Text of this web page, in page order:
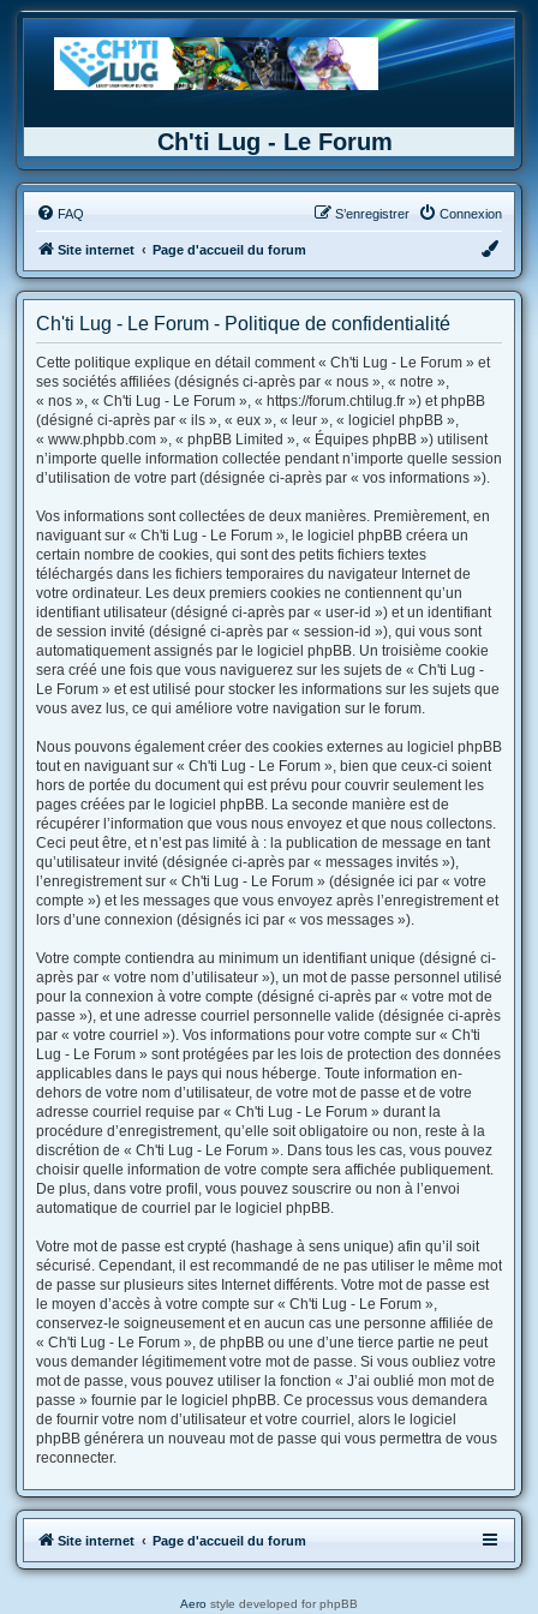
Ch'ti Lug - Le Forum
FAQ Connexion
S’enregistrer
Site internet Page d'accueil du forum
Ch'ti Lug - Le Forum - Politique de confidentialité
Cette politique explique en détail comment « Ch'ti Lug - Le Forum » et
ses sociétés affiliées (désignés ci-après par « nous », « notre »,
« nos », « Ch'ti Lug - Le Forum », « https://forum.chtilug.fr ») et phpBB
(désigné ci-après par « ils », « eux », « leur », « logiciel phpBB »,
« www.phpbb.com », « phpBB Limited », « Équipes phpBB ») utilisent
n’importe quelle information collectée pendant n’importe quelle session
d’utilisation de votre part (désignée ci-après par « vos informations »).
Vos informations sont collectées de deux manières. Premièrement, en
naviguant sur « Ch'ti Lug - Le Forum », le logiciel phpBB créera un
certain nombre de cookies, qui sont des petits fichiers textes
téléchargés dans les fichiers temporaires du navigateur Internet de
votre ordinateur. Les deux premiers cookies ne contiennent qu’un
identifiant utilisateur (désigné ci-après par « user-id ») et un identifiant
de session invité (désigné ci-après par « session-id »), qui vous sont
automatiquement assignés par le logiciel phpBB. Un troisième cookie
sera créé une fois que vous naviguerez sur les sujets de « Ch'ti Lug -
Le Forum » et est utilisé pour stocker les informations sur les sujets que
vous avez lus, ce qui améliore votre navigation sur le forum.
Nous pouvons également créer des cookies externes au logiciel phpBB
tout en naviguant sur « Ch'ti Lug - Le Forum », bien que ceux-ci soient
hors de portée du document qui est prévu pour couvrir seulement les
pages créées par le logiciel phpBB. La seconde manière est de
récupérer l’information que vous nous envoyez et que nous collectons.
Ceci peut être, et n’est pas limité à : la publication de message en tant
qu’utilisateur invité (désignée ci-après par « messages invités »),
l’enregistrement sur « Ch'ti Lug - Le Forum » (désignée ici par « votre
compte ») et les messages que vous envoyez après l’enregistrement et
lors d’une connexion (désignés ici par « vos messages »).
Votre compte contiendra au minimum un identifiant unique (désigné ci-
après par « votre nom d’utilisateur »), un mot de passe personnel utilisé
pour la connexion à votre compte (désigné ci-après par « votre mot de
passe »), et une adresse courriel personnelle valide (désignée ci-après
par « votre courriel »). Vos informations pour votre compte sur « Ch'ti
Lug - Le Forum » sont protégées par les lois de protection des données
applicables dans le pays qui nous héberge. Toute information en-
dehors de votre nom d’utilisateur, de votre mot de passe et de votre
adresse courriel requise par « Ch'ti Lug - Le Forum » durant la
procédure d’enregistrement, qu’elle soit obligatoire ou non, reste à la
discrétion de « Ch'ti Lug - Le Forum ». Dans tous les cas, vous pouvez
choisir quelle information de votre compte sera affichée publiquement.
De plus, dans votre profil, vous pouvez souscrire ou non à l’envoi
automatique de courriel par le logiciel phpBB.
Votre mot de passe est crypté (hashage à sens unique) afin qu’il soit
sécurisé. Cependant, il est recommandé de ne pas utiliser le même mot
de passe sur plusieurs sites Internet différents. Votre mot de passe est
le moyen d’accès à votre compte sur « Ch'ti Lug - Le Forum »,
conservez-le soigneusement et en aucun cas une personne affiliée de
« Ch'ti Lug - Le Forum », de phpBB ou une d’une tierce partie ne peut
vous demander légitimement votre mot de passe. Si vous oubliez votre
mot de passe, vous pouvez utiliser la fonction « J’ai oublié mon mot de
passe » fournie par le logiciel phpBB. Ce processus vous demandera
de fournir votre nom d’utilisateur et votre courriel, alors le logiciel
phpBB générera un nouveau mot de passe qui vous permettra de vous
reconnecter.
Site internet Page d'accueil du forum
Aero style developed for phpBB